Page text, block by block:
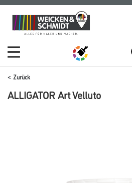
Zum
Inhalt
Zum
Navigationsmenü
Zurück
ALLIGATOR Art Velluto